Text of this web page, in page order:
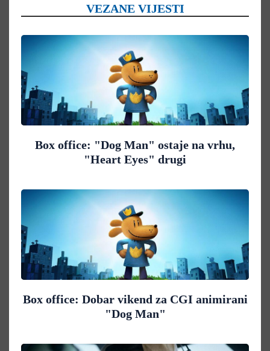
VEZANE VIJESTI
Box office: "Dog Man" ostaje na vrhu,
"Heart Eyes" drugi
Box office: Dobar vikend za CGI animirani
"Dog Man"